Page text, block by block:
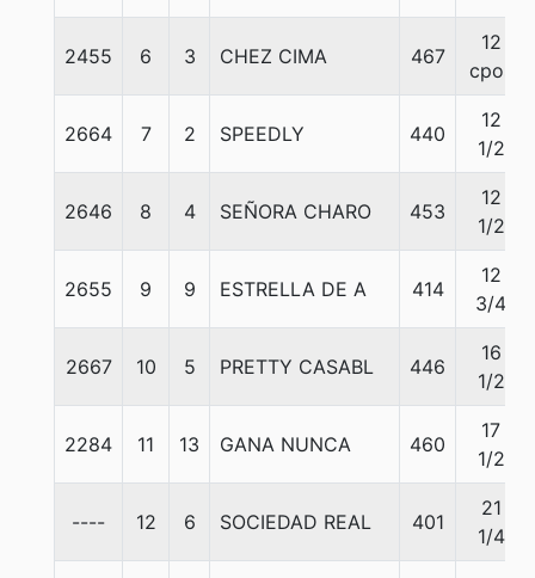
2455 6 3 CHEZ CIMA 467
12
cpos
2664 7 2 SPEEDLY 440
12
1/2
2646 8 4 SEÑORA CHARO 453
12
1/2
2655 9 9 ESTRELLA DE A 414
12
3/4
2667 10 5 PRETTY CASABL 446
16
1/2
2284 11 13 GANA NUNCA 460
17
1/2
---- 12 6 SOCIEDAD REAL 401
21
1/4